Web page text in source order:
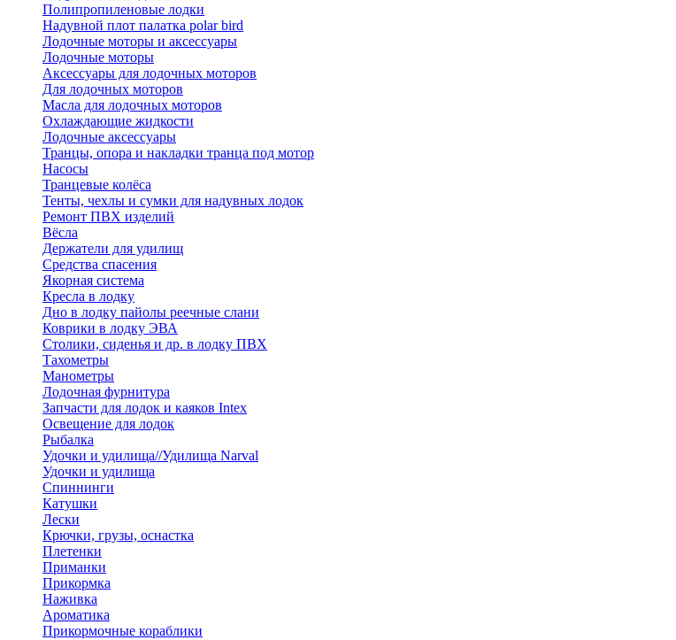
Полипропиленовые лодки
Надувной плот палатка polar bird
Лодочные моторы и аксессуары
Лодочные моторы
Аксессуары для лодочных моторов
Для лодочных моторов
Масла для лодочных моторов
Охлаждающие жидкости
Лодочные аксессуары
Транцы, опора и накладки транца под мотор
Насосы
Транцевые колёса
Тенты, чехлы и сумки для надувных лодок
Ремонт ПВХ изделий
Вёсла
Держатели для удилищ
Средства спасения
Якорная система
Кресла в лодку
Дно в лодку пайолы реечные слани
Коврики в лодку ЭВА
Столики, сиденья и др. в лодку ПВХ
Тахометры
Манометры
Лодочная фурнитура
Запчасти для лодок и каяков Intex
Освещение для лодок
Рыбалка
Удочки и удилища//Удилища Narval
Удочки и удилища
Спиннинги
Катушки
Лески
Крючки, грузы, оснастка
Плетенки
Приманки
Прикормка
Наживка
Ароматика
Прикормочные кораблики